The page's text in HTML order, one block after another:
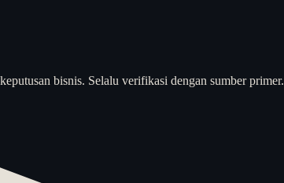
bisnis. Selalu verifikasi dengan sumber primer.